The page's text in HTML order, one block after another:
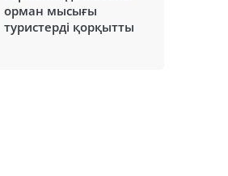
орман мысығы
туристерді қорқытты